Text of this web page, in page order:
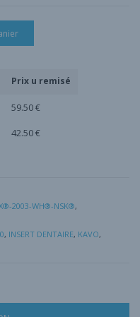
Prix u remisé
59.50€
42.50€
2003-WH®-NSK®,
, INSERT DENTAIRE, KAVO,